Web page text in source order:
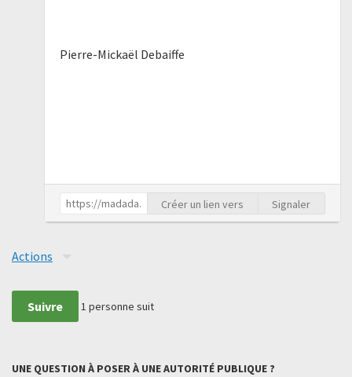
Pierre-Mickaël Debaiffe
Créer un lien vers Signaler
Actions
Suivre 1 personne suit
UNE QUESTION À POSER À UNE AUTORITÉ PUBLIQUE ?